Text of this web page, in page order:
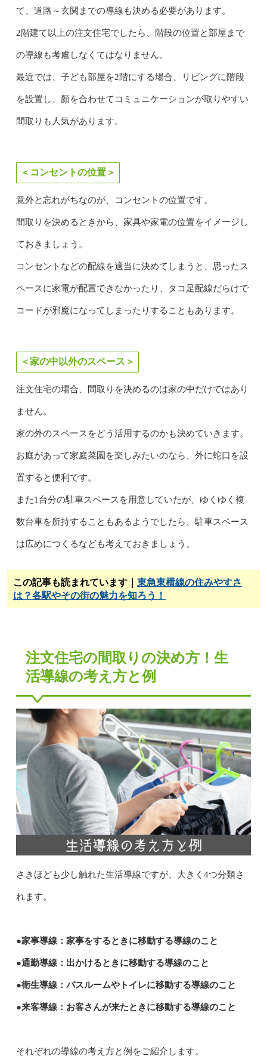
て、道路～玄関までの導線も決める必要があります。
2階建て以上の注文住宅でしたら、階段の位置と部屋まで
の導線も考慮しなくてはなりません。
最近では、子ども部屋を2階にする場合、リビングに階段
を設置し、顏を合わせてコミュニケーションが取りやすい
間取りも人気があります。
＜コンセントの位置＞
意外と忘れがちなのが、コンセントの位置です。
間取りを決めるときから、家具や家電の位置をイメージし
ておきましょう。
コンセントなどの配線を適当に決めてしまうと、思ったス
ペースに家電が配置できなかったり、タコ足配線だらけで
コードが邪魔になってしまったりすることもあります。
＜家の中以外のスペース＞
注文住宅の場合、間取りを決めるのは家の中だけではあり
ません。
家の外のスペースをどう活用するのかも決めていきます。
お庭があって家庭菜園を楽しみたいのなら、外に蛇口を設
置すると便利です。
また1台分の駐車スペースを用意していたが、ゆくゆく複
数台車を所持することもあるようでしたら、駐車スペース
は広めにつくるなども考えておきましょう。
この記事も読まれています｜ 東急東横線の住みやすさ
は？各駅やその街の魅力を知ろう！
注文住宅の間取りの決め方！生
活導線の考え方と例
さきほども少し触れた生活導線ですが、大きく4つ分類さ
れます。
●家事導線：家事をするときに移動する導線のこと
●通勤導線：出かけるときに移動する導線のこと
●衛生導線：バスルームやトイレに移動する導線のこと
●来客導線：お客さんが来たときに移動する導線のこと
それぞれの導線の考え方と例をご紹介します。